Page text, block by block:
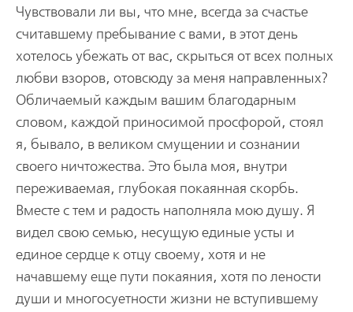
Чувствовали ли вы, что мне, всегда за счастье
считавшему пребывание с вами, в этот день
хотелось убежать от вас, скрыться от всех полных
любви взоров, отовсюду за меня направленных?
Обличаемый каждым вашим благодарным
словом, каждой приносимой просфорой, стоял
я, бывало, в великом смущении и сознании
своего ничтожества. Это была моя, внутри
переживаемая, глубокая покаянная скорбь.
Вместе с тем и радость наполняла мою душу. Я
видел свою семью, несущую единые усты и
единое сердце к отцу своему, хотя и не
начавшему еще пути покаяния, хотя по лености
души и многосуетности жизни не вступившему